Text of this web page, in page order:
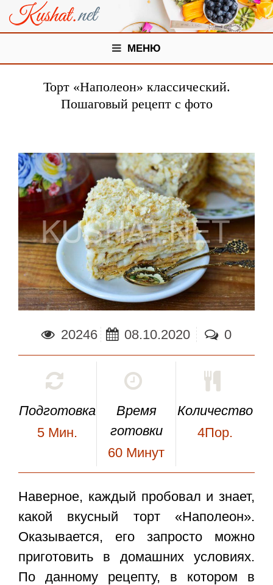
МЕНЮ
Торт «Наполеон» классический.
Пошаговый рецепт с фото
20246 08.10.2020 0
Подготовка
5 Мин.
Время
готовки
60 Минут
Количество
4Пор.
Наверное, каждый пробовал и знает,
какой вкусный торт «Наполеон».
Оказывается, его запросто можно
приготовить в домашних условиях.
По данному рецепту, в котором в